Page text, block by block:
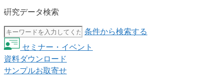
硏究データ検索
条件から検索する
セミナー・イベント
資料ダウンロード
サンプルお取寄せ